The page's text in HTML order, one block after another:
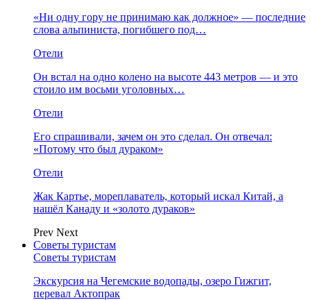
«Ни одну гору не принимаю как должное» — последние
слова альпиниста, погибшего под…
Отели
Он встал на одно колено на высоте 443 метров — и это
стоило им восьми уголовных…
Отели
Его спрашивали, зачем он это сделал. Он отвечал:
«Потому что был дураком»
Отели
Жак Картье, мореплаватель, который искал Китай, а
нашёл Канаду и «золото дураков»
Prev Next
Советы туристам
Советы туристам
Экскурсия на Чегемские водопады, озеро Гижгит,
перевал Актопрак